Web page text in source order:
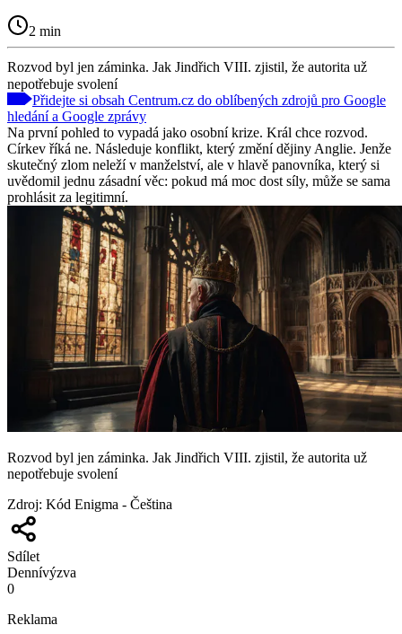
2 min
Rozvod byl jen záminka. Jak Jindřich VIII. zjistil, že autorita už
nepotřebuje svolení
Přidejte si obsah Centrum.cz do oblíbených zdrojů pro Google
hledání a Google zprávy
Na první pohled to vypadá jako osobní krize. Král chce rozvod.
Církev říká ne. Následuje konflikt, který změní dějiny Anglie. Jenže
skutečný zlom neleží v manželství, ale v hlavě panovníka, který si
uvědomil jednu zásadní věc: pokud má moc dost síly, může se sama
prohlásit za legitimní.
Rozvod byl jen záminka. Jak Jindřich VIII. zjistil, že autorita už
nepotřebuje svolení
Zdroj: Kód Enigma - Čeština
Sdílet
Dennívýzva
0
Reklama